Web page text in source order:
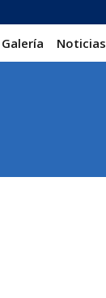
Galería Noticias